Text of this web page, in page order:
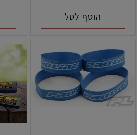
הוסף לסל